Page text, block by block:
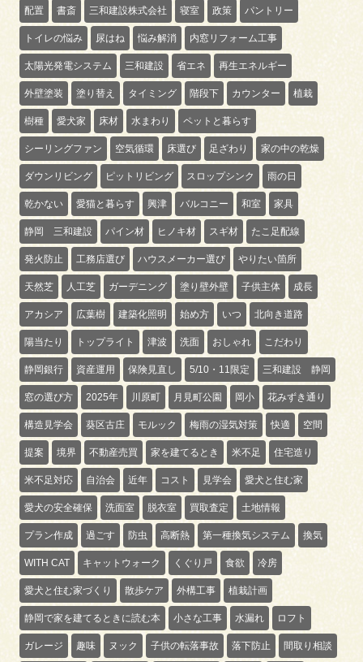
配置 書斎 三和建設株式会社 寝室 政策 パントリー
トイレの悩み 尿はね 悩み解消 内窓リフォーム工事
太陽光発電システム 三和建設 省エネ 再生エネルギー
外壁塗装 塗り替え タイミング 階段下 カウンター 植栽
樹種 愛犬家 床材 水まわり ペットと暮らす
シーリングファン 空気循環 床選び 足ざわり 家の中の乾燥
ダウンリビング ピットリビング スロップシンク 雨の日
乾かない 愛猫と暮らす 興津 バルコニー 和室 家具
静岡 三和建設 パイン材 ヒノキ材 スギ材 たこ足配線
発火防止 工務店選び ハウスメーカー選び やりたい箇所
天然芝 人工芝 ガーデニング 塗り壁外壁 子供主体 成長
アカシア 広葉樹 建築化照明 始め方 いつ 北向き道路
陽当たり トップライト 津波 洗面 おしゃれ こだわり
静岡銀行 資産運用 保険見直し 5/10・11限定 三和建設 静岡
窓の選び方 2025年 川原町 月見町公園 岡小 花みずき通り
構造見学会 葵区古庄 モルック 梅雨の湿気対策 快適 空間
提案 境界 不動産売買 家を建てるとき 米不足 住宅造り
米不足対応 自治会 近年 コスト 見学会 愛犬と住む家
愛犬の安全確保 洗面室 脱衣室 買取査定 土地情報
プラン作成 過ごす 防虫 高断熱 第一種換気システム 換気
WITH CAT キャットウォーク くぐり戸 食欲 冷房
愛犬と住む家づくり 散歩ケア 外構工事 植栽計画
静岡で家を建てるときに読む本 小さな工事 水漏れ ロフト
ガレージ 趣味 ヌック 子供の転落事故 落下防止 間取り相談